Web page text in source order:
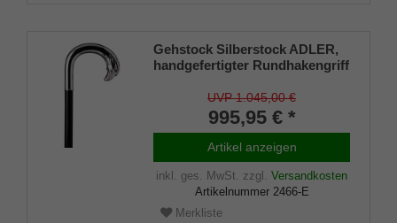
Gehstock Silberstock ADLER,
handgefertigter Rundhakengriff
Silber mit detailgetreuer
Nachbildung eines
Adlerkopfes, aufgesetzt auf
einen Stock aus edlem
Makassar Ebenholz, inklusiv
Schlankpuffer.
UVP 1.045,00 €
995,95 € *
Artikel anzeigen
inkl. ges. MwSt. zzgl. Versandkosten
Artikelnummer 2466-E
Merkliste